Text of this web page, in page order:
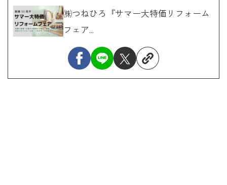
㈱つねひろ『サマー大特価リフォーム
フェア...